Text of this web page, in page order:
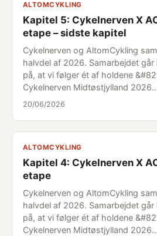
ALTOMCYKLING
Kapitel 5: Cykelnerven X
etape – sidste kapitel
Cykelnerven og AltomCykling
halvdel af 2026. Samarbejdet går
på, at vi følger ét af holdene
Cykelnerven Midtøstjylland
20/06/2026
ALTOMCYKLING
Kapitel 4: Cykelnerven X
etape
Cykelnerven og AltomCykling
halvdel af 2026. Samarbejdet går
på, at vi følger ét af holdene
Cykelnerven Midtøstjylland